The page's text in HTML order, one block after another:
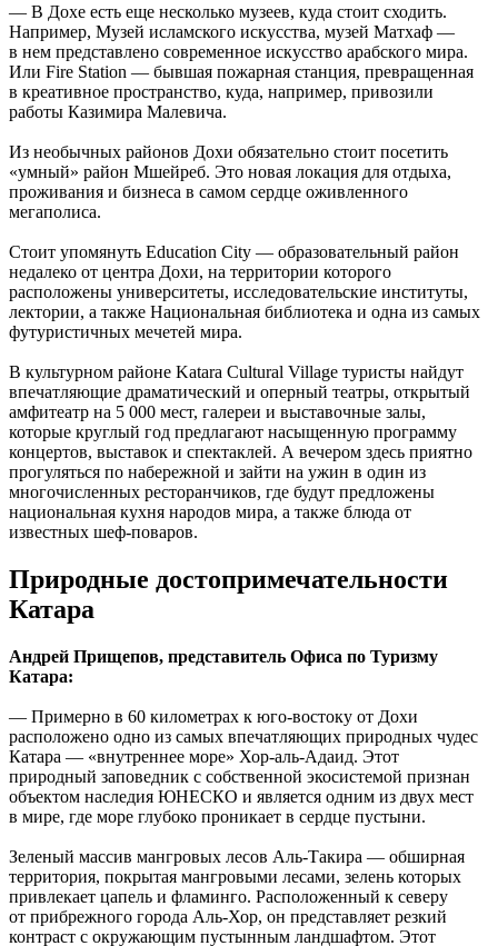
— В Дохе есть еще несколько музеев, куда стоит сходить.
Например, Музей исламского искусства, музей Матхаф —
в нем представлено современное искусство арабского мира.
Или Fire Station — бывшая пожарная станция, превращенная
в креативное пространство, куда, например, привозили
работы Казимира Малевича.
Из необычных районов Дохи обязательно стоит посетить
«умный» район Мшейреб. Это новая локация для отдыха,
проживания и бизнеса в самом сердце оживленного
мегаполиса.
Стоит упомянуть Education City — образовательный район
недалеко от центра Дохи, на территории которого
расположены университеты, исследовательские институты,
лектории, а также Национальная библиотека и одна из самых
футуристичных мечетей мира.
В культурном районе Katara Cultural Village туристы найдут
впечатляющие драматический и оперный театры, открытый
амфитеатр на 5 000 мест, галереи и выставочные залы,
которые круглый год предлагают насыщенную программу
концертов, выставок и спектаклей. А вечером здесь приятно
прогуляться по набережной и зайти на ужин в один из
многочисленных ресторанчиков, где будут предложены
национальная кухня народов мира, а также блюда от
известных шеф-поваров.
Природные достопримечательности
Катара
Андрей Прищепов, представитель Офиса по Туризму
Катара:
— Примерно в 60 километрах к юго-востоку от Дохи
расположено одно из самых впечатляющих природных чудес
Катара — «внутреннее море» Хор-аль-Адаид. Этот
природный заповедник с собственной экосистемой признан
объектом наследия ЮНЕСКО и является одним из двух мест
в мире, где море глубоко проникает в сердце пустыни.
Зеленый массив мангровых лесов Аль-Такира — обширная
территория, покрытая мангровыми лесами, зелень которых
привлекает цапель и фламинго. Расположенный к северу
от прибрежного города Аль-Хор, он представляет резкий
контраст с окружающим пустынным ландшафтом. Этот